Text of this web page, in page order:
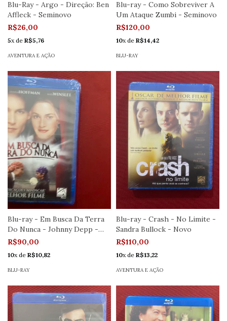
Blu-Ray - Argo - Direção: Ben
Affleck - Seminovo
R$26,00
5x de R$5,76
AVENTURA E AÇÃO
Blu-ray - Como Sobreviver A
Um Ataque Zumbi - Seminovo
R$120,00
10x de R$14,42
BLU-RAY
Blu-ray - Em Busca Da Terra
Do Nunca - Johnny Depp -
Novo
R$90,00
10x de R$10,82
BLU-RAY
Blu-ray - Crash - No Limite -
Sandra Bullock - Novo
R$110,00
10x de R$13,22
AVENTURA E AÇÃO